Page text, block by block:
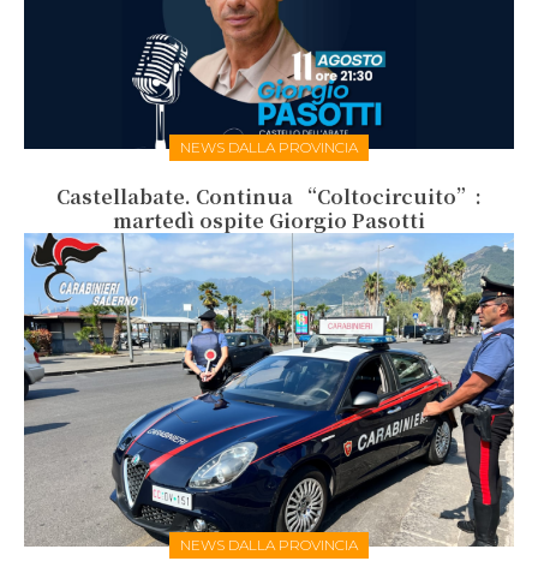
NEWS DALLA PROVINCIA
Castellabate. Continua “Coltocircuito”:
martedì ospite Giorgio Pasotti
NEWS DALLA PROVINCIA